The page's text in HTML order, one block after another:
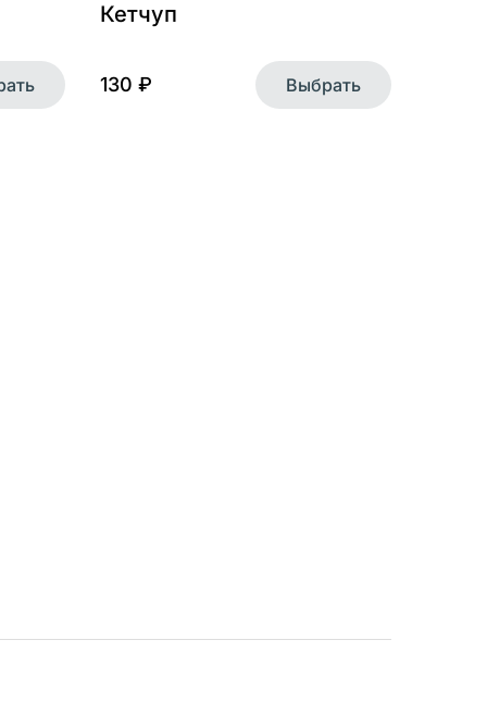
Кетчуп
130 ₽ Выбрать
и при
браузерах,